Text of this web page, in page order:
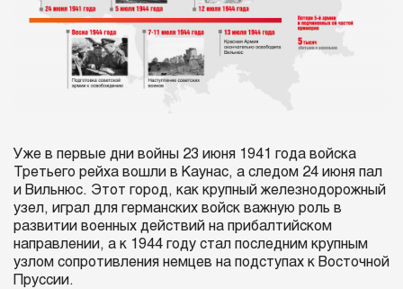
Уже в первые дни войны 23 июня 1941 года войска
Третьего рейха вошли в Каунас, а следом 24 июня пал
и Вильнюс. Этот город, как крупный железнодорожный
узел, играл для германских войск важную роль в
развитии военных действий на прибалтийском
направлении, а к 1944 году стал последним крупным
узлом сопротивления немцев на подступах к Восточной
Пруссии.